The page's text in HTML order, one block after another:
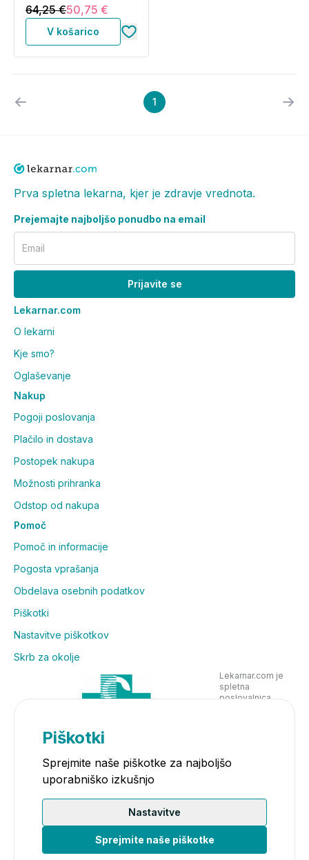
30 ml)
64,25 €50,75 €
V košarico
1
Prva spletna lekarna, kjer je zdravje vrednota.
Prejemajte najboljšo ponudbo na email
Email
Prijavite se
Lekarnar.com
O lekarni
Kje smo?
Oglaševanje
Nakup
Pogoji poslovanja
Plačilo in dostava
Postopek nakupa
Možnosti prihranka
Odstop od nakupa
Pomoč
Pomoč in informacije
Pogosta vprašanja
Obdelava osebnih podatkov
Piškotki
Nastavitve piškotkov
Skrb za okolje
Lekarnar.com je
spletna
poslovalnica
Piškotki
Sprejmite naše piškotke za najboljšo
uporabniško izkušnjo
Nastavitve
Sprejmite naše piškotke